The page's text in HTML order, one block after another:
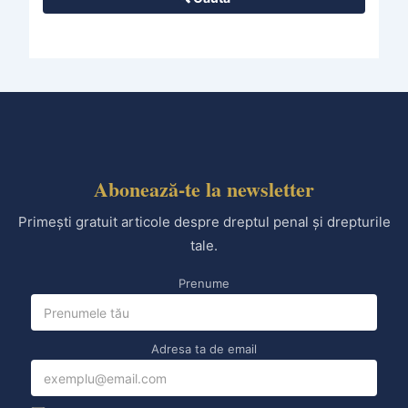
Abonează-te la newsletter
Primești gratuit articole despre dreptul penal și drepturile
tale.
Prenume
Adresa ta de email